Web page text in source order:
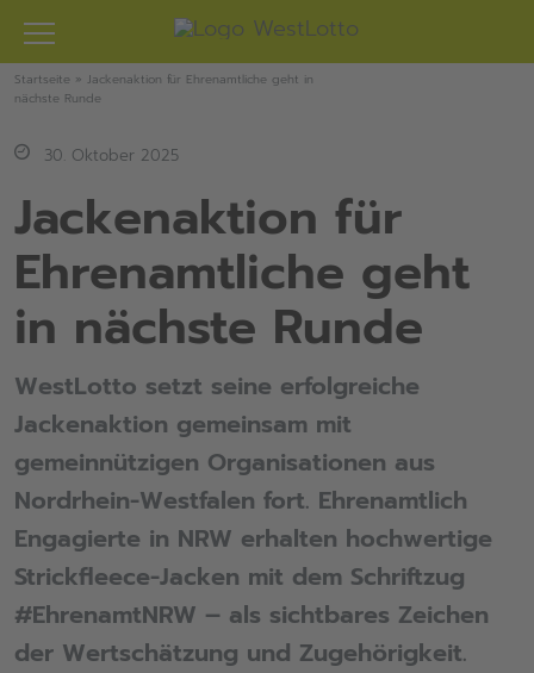
Zum
Inhalt
springen
Startseite » Jackenaktion für Ehrenamtliche geht in
nächste Runde
30. Oktober 2025
Jackenaktion für
Ehrenamtliche geht
in nächste Runde
WestLotto setzt seine erfolgreiche
Jackenaktion gemeinsam mit
gemeinnützigen Organisationen aus
Nordrhein-Westfalen fort. Ehrenamtlich
Engagierte in NRW erhalten hochwertige
Strickfleece-Jacken mit dem Schriftzug
#EhrenamtNRW – als sichtbares Zeichen
der Wertschätzung und Zugehörigkeit.